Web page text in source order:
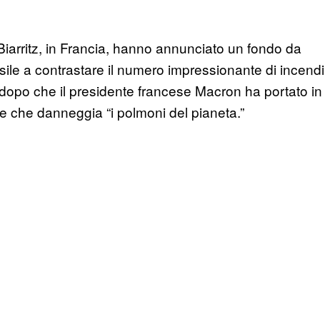
in Francia, hanno annunciato un fondo da
a contrastare il numero impressionante di incendi
che il presidente francese Macron ha portato in
danneggia “i polmoni del pianeta.”